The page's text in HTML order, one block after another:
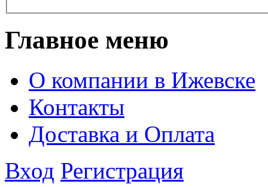
Главное меню
О компании в Ижевске
Контакты
Доставка и Оплата
Вход Регистрация